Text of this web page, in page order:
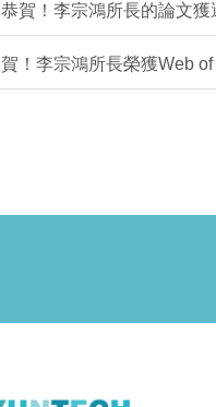
恭賀！李宗鴻所長的論文
賀！李宗鴻所長榮獲Web